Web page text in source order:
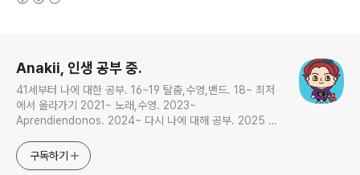
Anakii, 인생 공부 중.
41세부터 나에 대한 공부. 16~19 탈춤,수영,밴드. 18~ 최저
에서 올라가기 2021~ 노래,수영. 2023~
Aprendiendonos. 2024~ 다시 나에 대해 공부. 2025 지
구독하기